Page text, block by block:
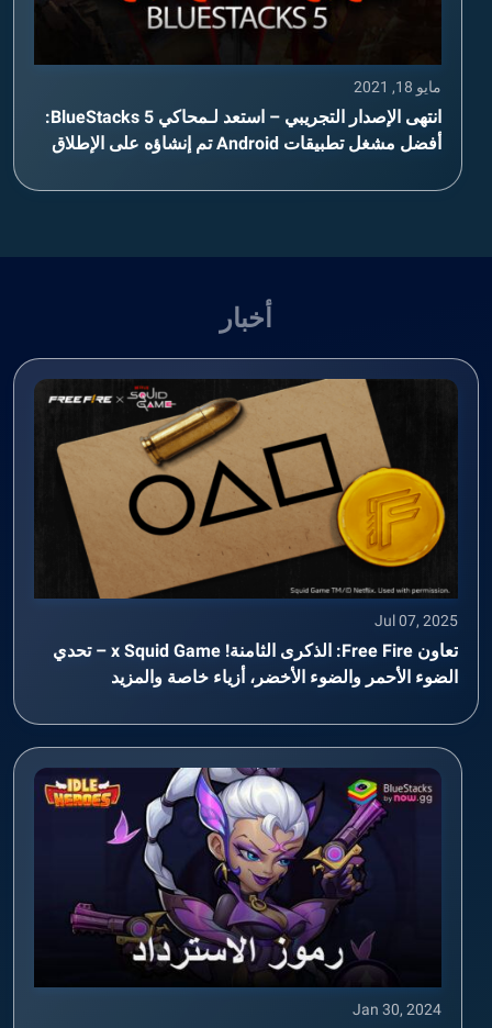
مايو 18, 2021
انتهى الإصدار التجريبي – استعد لـمحاكي BlueStacks 5:
أفضل مشغل تطبيقات Android تم إنشاؤه على الإطلاق
أخبار
Jul 07, 2025
تعاون Free Fire: الذكرى الثامنة! x Squid Game – تحدي
الضوء الأحمر والضوء الأخضر، أزياء خاصة والمزيد
Jan 30, 2024